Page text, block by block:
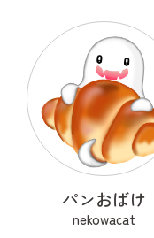
パンおばけ
nekowacat